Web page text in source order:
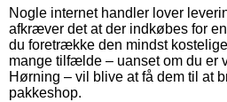
Nogle internet handler lover
afkræver det at der indkøbes for
du foretrække den mindst
mange tilfælde – uanset om du er
Hørning – vil blive at få dem til at
pakkeshop.